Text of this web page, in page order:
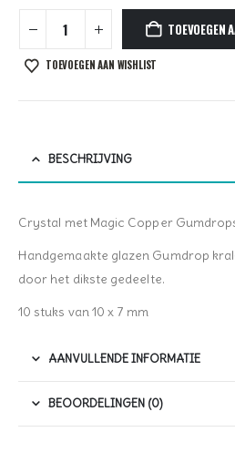
TOEVOEGEN
TOEVOEGEN AAN WISHLIST
BESCHRIJVING
Crystal met Magic Copper
Handgemaakte glazen Gumdrop
door het dikste gedeelte.
10 stuks van 10 x 7 mm
AANVULLENDE INFORMATIE
BEOORDELINGEN (0)